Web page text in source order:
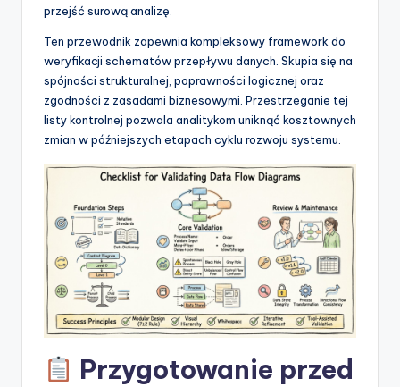
&
w
przejść surową analizę.
Ten przewodnik zapewnia kompleksowy framework do
weryfikacji schematów przepływu danych. Skupia się na
spójności strukturalnej, poprawności logicznej oraz
zgodności z zasadami biznesowymi. Przestrzeganie tej
listy kontrolnej pozwala analitykom uniknąć kosztownych
zmian w późniejszych etapach cyklu rozwoju systemu.
Przygotowanie przed